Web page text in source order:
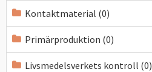
Kontaktmaterial (0)
Primärproduktion (0)
Livsmedelsverkets kontroll (0)